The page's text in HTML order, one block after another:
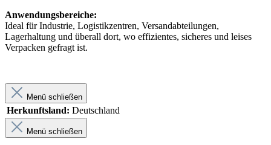
Anwendungsbereiche:
Ideal für Industrie, Logistikzentren, Versandabteilungen,
Lagerhaltung und überall dort, wo effizientes, sicheres und leises
Verpacken gefragt ist.
Menü schließen
Herkunftsland: Deutschland
Menü schließen